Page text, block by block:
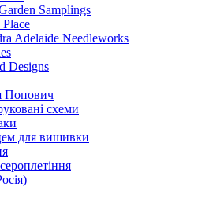
Samplings
Adelaide Needleworks
Designs
Попович
схеми
для вишивки